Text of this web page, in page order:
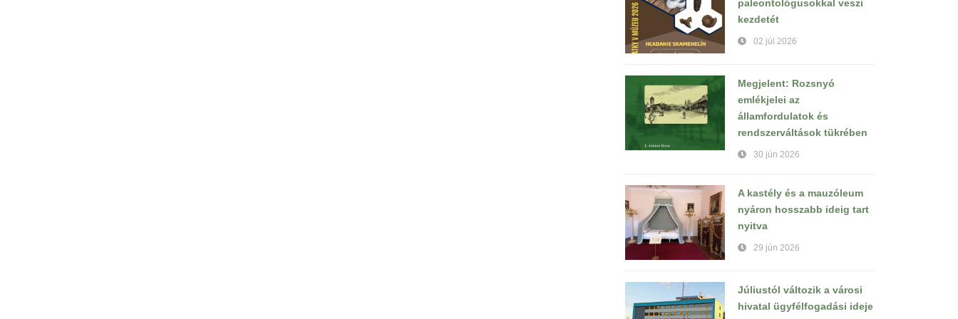
paleontológusokkal veszi
kezdetét
02 júl 2026
Megjelent: Rozsnyó
emlékjelei az
államfordulatok és
rendszerváltások tükrében
30 jún 2026
A kastély és a mauzóleum
nyáron hosszabb ideig tart
nyitva
29 jún 2026
Júliustól változik a városi
hivatal ügyfélfogadási ideje